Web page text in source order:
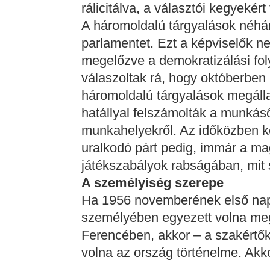
rálicitálva, a választói kegyekért
A háromoldalú tárgyalások
parlamentet. Ezt a képviselők
megelőzve a demokratizálási
válaszoltak rá, hogy
háromoldalú tárgyalások
hatállyal felszámolták a
munkahelyekről. Az időközben
uralkodó párt pedig, immár a
játékszabályok rabságában, mit
A személyiség szerepe
Ha 1956 novemberének első
személyében egyezett volna
Ferencében, akkor – a
volna az ország történelme.